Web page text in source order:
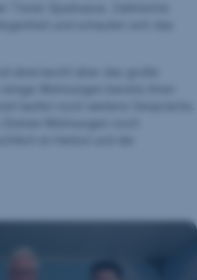
Tisner Sparkasse. Zahlreiche
und schauten sich das
überrascht über das große
Wohnungen bereits ihren
laufen noch weitere Gespräche.
Wohnungen noch
im Herbst und die